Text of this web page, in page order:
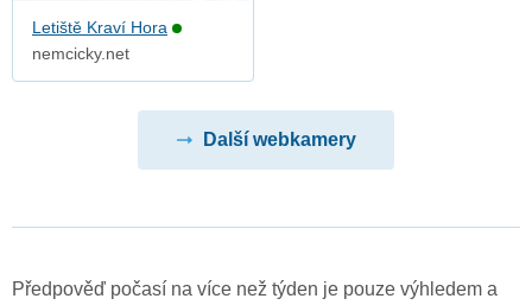
Letiště Kraví Hora
nemcicky.net
Další webkamery
Předpověď počasí na více než týden je pouze výhledem a